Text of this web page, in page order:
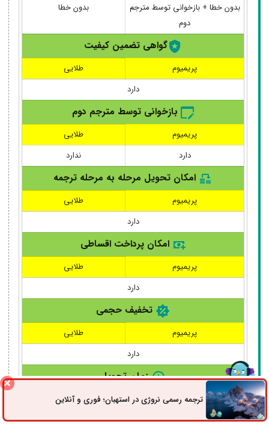
بدون خطا + بازخوانی توسط مترجم
دوم
بدون خطا
گواهی تضمین کیفیت
پریمیوم
طلایی
دارد
بازخوانی توسط مترجم دوم
پریمیوم
طلایی
دارد
ندارد
امکان تحویل مرحله به مرحله ترجمه
پریمیوم
طلایی
دارد
امکان پرداخت اقساطی
پریمیوم
طلایی
دارد
تخفیف حجمی
پریمیوم
طلایی
دارد
زمان تحویل
پریمیوم
طلایی
عادی،فشرده،فشرده پلاس
ترجمه رسمی نروژی در استهبان؛ فوری و آنلاینثبت سفارش راه های ارتباطی